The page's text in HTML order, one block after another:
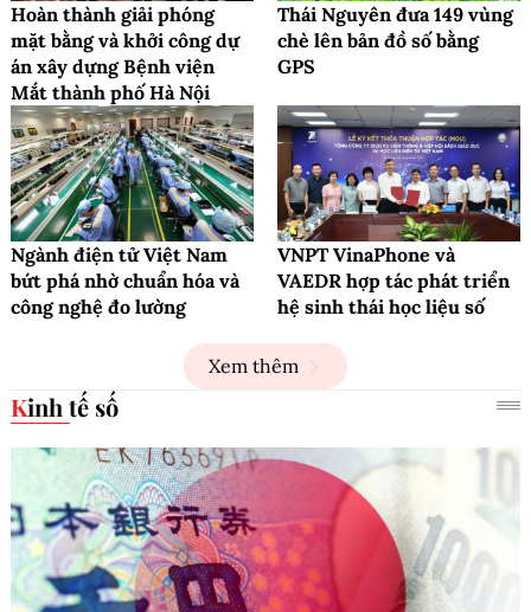
Hoàn thành giải phóng
mặt bằng và khởi công dự
án xây dựng Bệnh viện
Mắt thành phố Hà Nội
Thái Nguyên đưa 149 vùng
chè lên bản đồ số bằng
GPS
Ngành điện tử Việt Nam
bứt phá nhờ chuẩn hóa và
công nghệ đo lường
VNPT VinaPhone và
VAEDR hợp tác phát triển
hệ sinh thái học liệu số
Xem thêm
Kinh tế số